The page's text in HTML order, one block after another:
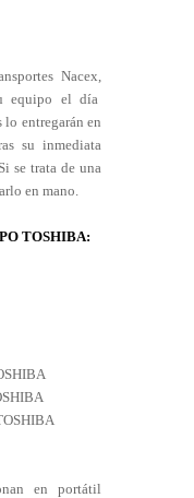
Nacex,
equipo el día
entregarán en
su inmediata
se trata de una
en mano.
TOSHIBA:
en portátil